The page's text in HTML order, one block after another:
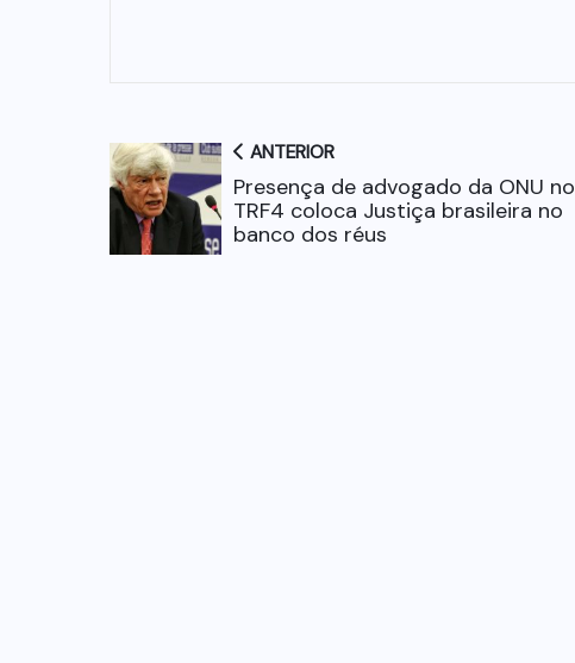
ANTERIOR
Presença de advogado da ONU no
TRF4 coloca Justiça brasileira no
banco dos réus